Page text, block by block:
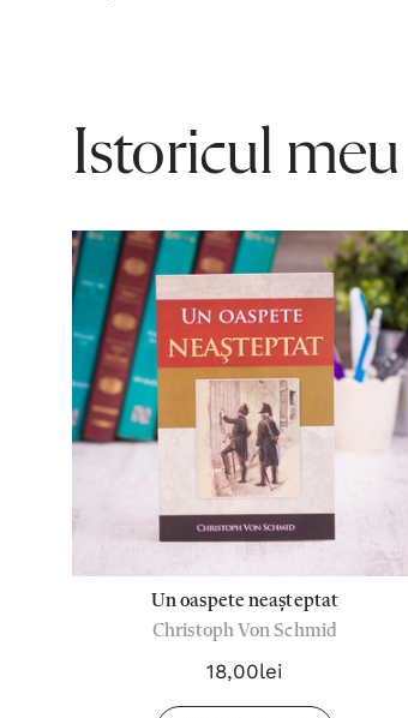
Istoricul meu
Un oaspete neașteptat
Christoph Von Schmid
18,00lei